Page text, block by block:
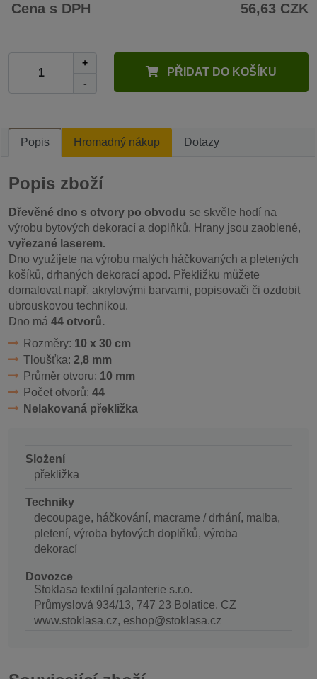
Cena s DPH 56,63 CZK
+
-
PŘIDAT DO KOŠÍKU
Popis Hromadný nákup Dotazy
Popis zboží
Dřevěné dno s otvory po obvodu se skvěle hodí na
výrobu bytových dekorací a doplňků. Hrany jsou zaoblené,
vyřezané laserem.
Dno využijete na výrobu malých háčkovaných a pletených
košíků, drhaných dekorací apod. Překližku můžete
domalovat např. akrylovými barvami, popisovači či ozdobit
ubrouskovou technikou.
Dno má 44 otvorů.
Rozměry: 10 x 30 cm
Tloušťka: 2,8 mm
Průměr otvoru: 10 mm
Počet otvorů: 44
Nelakovaná překližka
Složení
překližka
Techniky
decoupage, háčkování, macrame / drhání, malba,
pletení, výroba bytových doplňků, výroba
dekorací
Dovozce
Stoklasa textilní galanterie s.r.o.
Průmyslová 934/13, 747 23 Bolatice, CZ
www.stoklasa.cz, eshop@stoklasa.cz